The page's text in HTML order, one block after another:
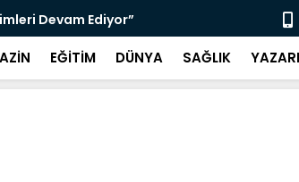
Çağrısı Selahattin
EĞİTİM DÜNYA SAĞLIK